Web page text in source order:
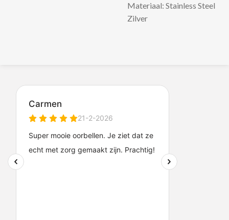
Materiaal: Stainless Steel
Zilver